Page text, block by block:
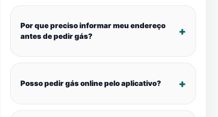
Por que preciso informar meu endereço
antes de pedir gás?
Posso pedir gás online pelo aplicativo?